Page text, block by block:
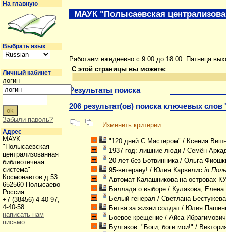
Работаем ежедневно с 9:00 до 18:00. Пятница
С этой страницы вы можете:
Результаты поиска
206 результат(ов) поиска ключевых
Изменить критерии
"120 дней С Мастером" / Ксения
1937 год: лишние люди / Семён
20 лет без Ботвинника/ Ольга
95-ветерану! / Юлия Карвелисin
Автомат Калашникова на островах
Баллада о выборе / Кулакова, Елена
Белый генерал / Светлана
Битва за жизни солдат / Юлия
Боевое крещение / Айса
Булгаков. "Боги, боги мои!" /
МАУК "Полысаевская
На главную
Выбрать язык
Личный кабинет
логин
Забыли пароль?
Адрес
МАУК
"Полысаевская
централизованная
библиотечная
система"
Космонавтов д.53
652560 Полысаево
Россия
+7 (38456) 4-40-97,
4-40-58.
написать нам
письмо